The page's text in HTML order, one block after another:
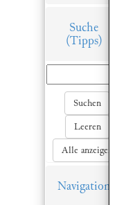
Suche
(Tipps)
Suchen
Leeren
Alle anzeigen
Navigation